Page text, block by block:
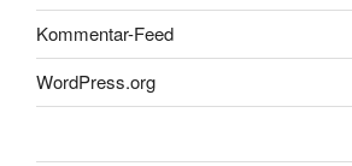
Kommentar-Feed
WordPress.org